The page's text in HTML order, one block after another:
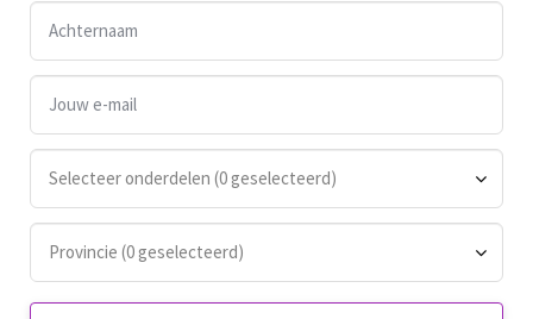
Selecteer onderdelen (0 geselecteerd)
Provincie (0 geselecteerd)